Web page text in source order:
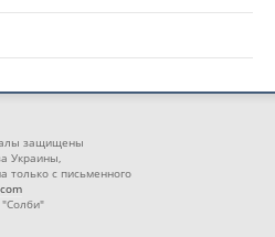
защищены
Украины,
только с письменного
"Солби"